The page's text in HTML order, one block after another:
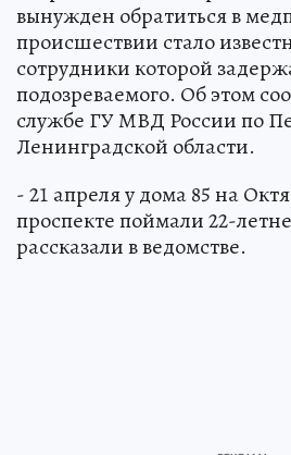
вынужден обратиться в
происшествии стало
сотрудники которой
подозреваемого. Об этом
службе ГУ МВД России по
Ленинградской области.
- 21 апреля у дома 85 на
проспекте поймали 22-
рассказали в ведомстве.